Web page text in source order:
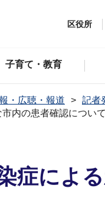
区役所
子育て・教育
・広聴・報道 記者
内の患者確認について
症によ